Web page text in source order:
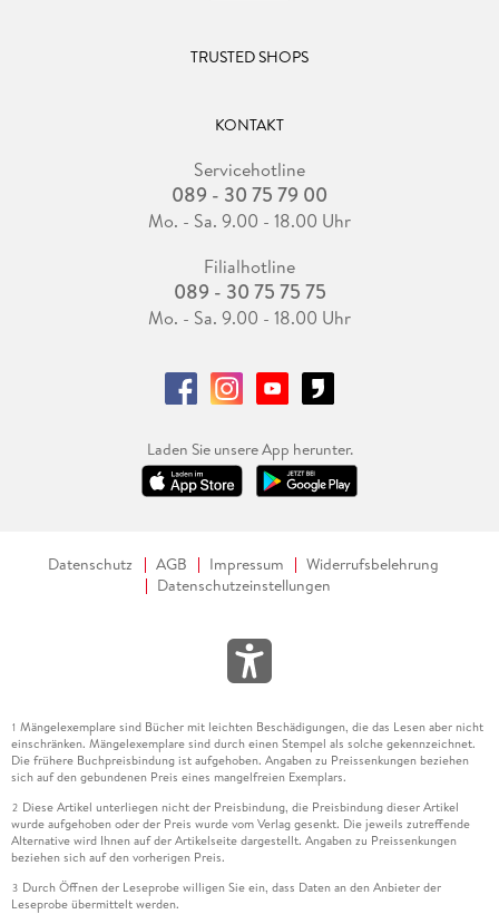
TRUSTED SHOPS
KONTAKT
Servicehotline
089 - 30 75 79 00
Mo. - Sa. 9.00 - 18.00 Uhr
Filialhotline
089 - 30 75 75 75
Mo. - Sa. 9.00 - 18.00 Uhr
Laden Sie unsere App herunter.
Datenschutz AGB Impressum
Widerrufsbelehrung
Datenschutzeinstellungen
1 Mängelexemplare sind Bücher mit leichten Beschädigungen, die das Lesen aber nicht
einschränken. Mängelexemplare sind durch einen Stempel als solche gekennzeichnet.
Die frühere Buchpreisbindung ist aufgehoben. Angaben zu Preissenkungen beziehen
sich auf den gebundenen Preis eines mangelfreien Exemplars.
2 Diese Artikel unterliegen nicht der Preisbindung, die Preisbindung dieser Artikel
wurde aufgehoben oder der Preis wurde vom Verlag gesenkt. Die jeweils zutreffende
Alternative wird Ihnen auf der Artikelseite dargestellt. Angaben zu Preissenkungen
beziehen sich auf den vorherigen Preis.
3 Durch Öffnen der Leseprobe willigen Sie ein, dass Daten an den Anbieter der
Leseprobe übermittelt werden.